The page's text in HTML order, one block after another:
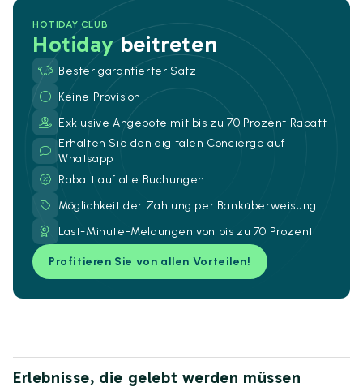
HOTIDAY CLUB
Hotidaybeitreten
Bester garantierter Satz
Keine Provision
Exklusive Angebote mit bis zu 70 Prozent Rabatt
Erhalten Sie den digitalen Concierge auf
Whatsapp
Rabatt auf alle Buchungen
Möglichkeit der Zahlung per Banküberweisung
Last-Minute-Meldungen von bis zu 70 Prozent
Profitieren Sie von allen Vorteilen!
Erlebnisse, die gelebt werden müssen